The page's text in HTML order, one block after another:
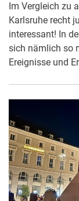
Im Vergleich zu
Karlsruhe recht
interessant! In
sich nämlich so
Ereignisse und